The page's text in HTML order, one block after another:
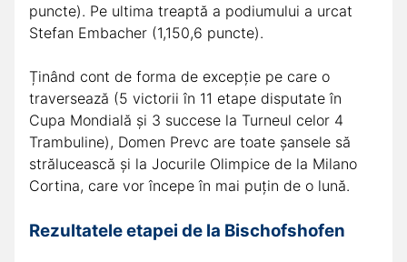
puncte). Pe ultima treaptă a podiumului a urcat
Stefan Embacher (1,150,6 puncte).
Ținând cont de forma de excepție pe care o
traversează (5 victorii în 11 etape disputate în
Cupa Mondială și 3 succese la Turneul celor 4
Trambuline), Domen Prevc are toate șansele să
strălucească și la Jocurile Olimpice de la Milano
Cortina, care vor începe în mai puțin de o lună.
Rezultatele etapei de la Bischofshofen